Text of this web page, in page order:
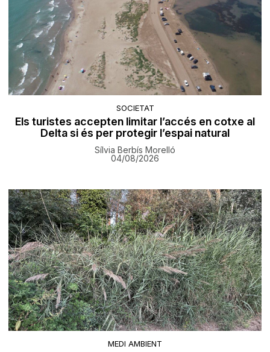
SOCIETAT
Els turistes accepten limitar l’accés en cotxe al
Delta si és per protegir l’espai natural
Sílvia Berbís Morelló
04/08/2026
MEDI AMBIENT